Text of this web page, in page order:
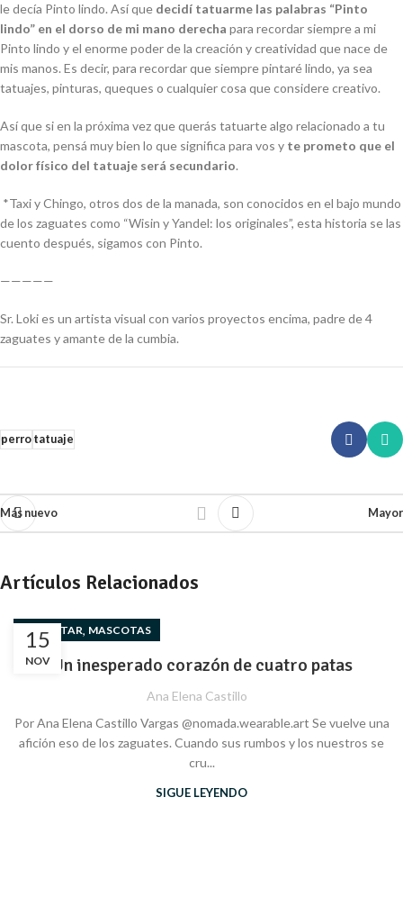
le decía Pinto lindo. Así que decidí tatuarme las palabras “Pinto
lindo” en el dorso de mi mano derecha para recordar siempre a mi
Pinto lindo y el enorme poder de la creación y creatividad que nace de
mis manos. Es decir, para recordar que siempre pintaré lindo, ya sea
tatuajes, pinturas, queques o cualquier cosa que considere creativo.
Así que si en la próxima vez que querás tatuarte algo relacionado a tu
mascota, pensá muy bien lo que significa para vos y te prometo que el
dolor físico del tatuaje será secundario.
*Taxi y Chingo, otros dos de la manada, son conocidos en el bajo mundo
de los zaguates como “Wisin y Yandel: los originales”, esta historia se las
cuento después, sigamos con Pinto.
—————
Sr. Loki es un artista visual con varios proyectos encima, padre de 4
zaguates y amante de la cumbia.
perrotatuaje
Más nuevo Mayor
Artículos Relacionados
15
NOV
BIENESTAR, MASCOTAS
Un inesperado corazón de cuatro patas
Ana Elena Castillo
Por Ana Elena Castillo Vargas @nomada.wearable.art Se vuelve una
afición eso de los zaguates. Cuando sus rumbos y los nuestros se
cru...
SIGUE LEYENDO